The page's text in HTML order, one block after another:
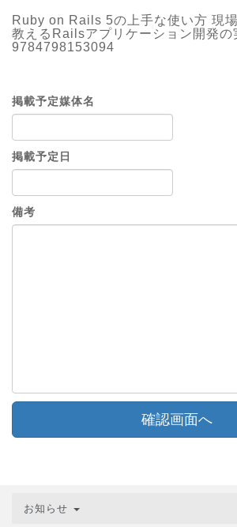
Ruby on Rails 5の上手な使い方 現
教えるRailsアプリケーション開発の
9784798153094
掲載予定媒体名
掲載予定日
備考
確認画面へ
お知らせ